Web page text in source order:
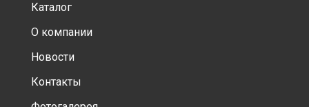
Каталог
О компании
Новости
Контакты